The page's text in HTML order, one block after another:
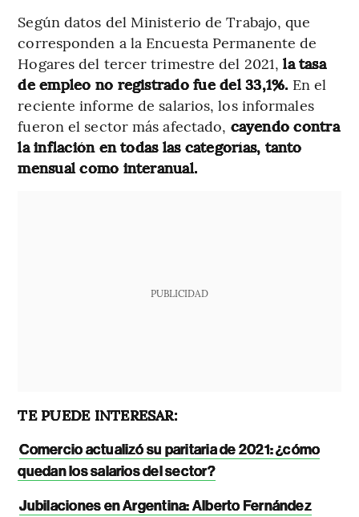
Según datos del Ministerio de Trabajo, que
corresponden a la Encuesta Permanente de
Hogares del tercer trimestre del 2021,la tasa
de empleo no registrado fue del 33,1%. En el
reciente informe de salarios, los informales
fueron el sector más afectado, cayendo contra
la inflación en todas las categorías, tanto
mensual como interanual.
PUBLICIDAD
TE PUEDE INTERESAR:
Comercio actualizó su paritaria de 2021: ¿cómo
quedan los salarios del sector?
Jubilaciones en Argentina: Alberto Fernández